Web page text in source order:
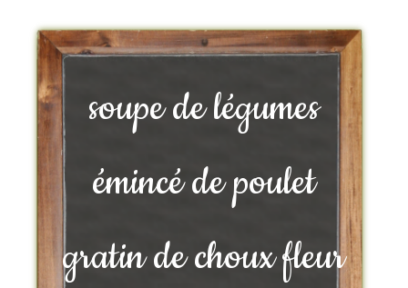
soupe de légumes
émincé de poulet
gratin de choux fleur